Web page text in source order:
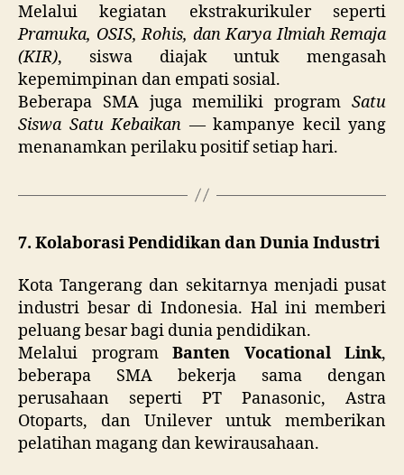
Melalui kegiatan ekstrakurikuler seperti
Pramuka, OSIS, Rohis, dan Karya Ilmiah Remaja
(KIR), siswa diajak untuk mengasah
kepemimpinan dan empati sosial.
Beberapa SMA juga memiliki program Satu
Siswa Satu Kebaikan — kampanye kecil yang
menanamkan perilaku positif setiap hari.
7. Kolaborasi Pendidikan dan Dunia Industri
Kota Tangerang dan sekitarnya menjadi pusat
industri besar di Indonesia. Hal ini memberi
peluang besar bagi dunia pendidikan.
Melalui program Banten Vocational Link,
beberapa SMA bekerja sama dengan
perusahaan seperti PT Panasonic, Astra
Otoparts, dan Unilever untuk memberikan
pelatihan magang dan kewirausahaan.